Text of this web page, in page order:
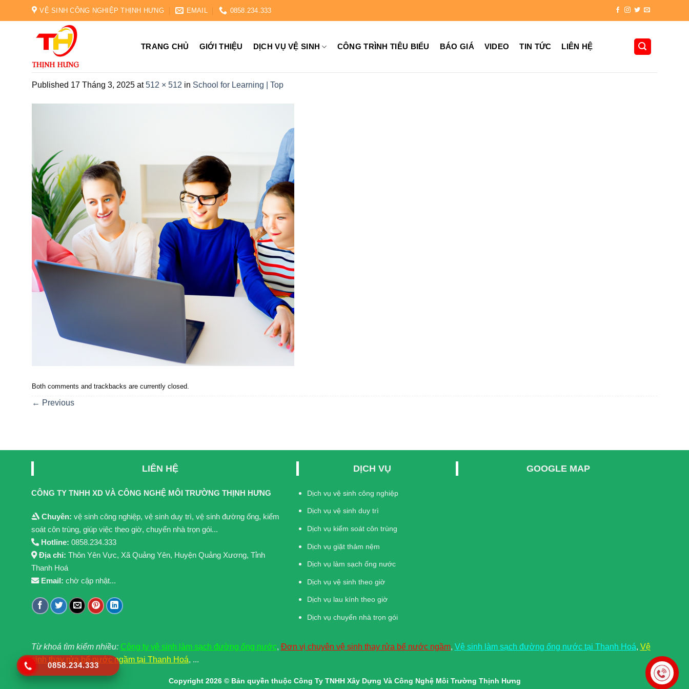
VỆ SINH CÔNG NGHIỆP THỊNH HƯNG EMAIL 0858.234.333
TRANG CHỦ GIỚI THIỆU DỊCH VỤ VỆ SINH CÔNG TRÌNH TIÊU BIỂU BÁO GIÁ VIDEO TIN TỨC LIÊN HỆ
Published 17 Tháng 3, 2025 at512 × 512 in School for Learning | Top
Both comments and trackbacks are currently closed.
← Previous
LIÊN HỆ
CÔNG TY TNHH XD VÀ CÔNG NGHỆ MÔI TRƯỜNG THỊNH HƯNG
Chuyên: vệ sinh công nghiệp, vệ sinh duy trì, vệ sinh đường ống, kiểm
soát côn trùng, giúp việc theo giờ, chuyển nhà trọn gói...
Hotline: 0858.234.333
Địa chỉ: Thôn Yên Vực, Xã Quảng Yên, Huyện Quảng Xương, Tỉnh
Thanh Hoá
Email: chờ cập nhật...
DỊCH VỤ
Dịch vụ vệ sinh công nghiệp
Dịch vụ vệ sinh duy trì
Dịch vụ kiểm soát côn trùng
Dịch vụ giặt thảm nệm
Dịch vụ làm sạch ống nước
Dịch vụ vệ sinh theo giờ
Dịch vụ lau kính theo giờ
Dịch vụ chuyển nhà trọn gói
GOOGLE MAP
Từ khoá tìm kiểm nhiều: Công ty vệ sinh làm sạch đường ống nước, Đơn vị chuyên vệ sinh thay rửa bể nước ngầm, Vệ sinh làm sạch đường ống nước tại Thanh Hoá, Vệ
sinh thay rửa bể nước ngầm tại Thanh Hoá, ...
Copyright 2026 © Bản quyền thuộc Công Ty TNHH Xây Dựng Và Công Nghệ Môi Trường Thịnh Hưng
0858.234.333